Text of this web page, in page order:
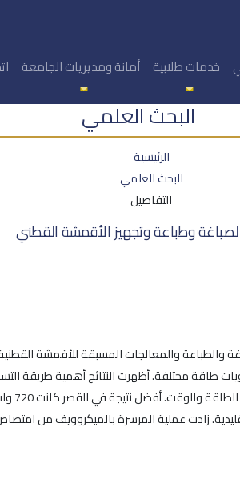
خدمات طلابية أمانة ومديريات الجامعة
البحث العلمي
الرئيسية
البحث العلمي
التفاصيل
لصباغة وطباعة وتجهيز الأقمشة القطني
والطباعة والمعالجات المسبقة للأقمشة
طاقة مختلفة. أظهرت النتائج أهمية
زادت عملية المرسرة بالميكروويف من